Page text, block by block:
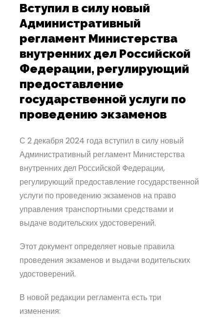
Вступил в силу новый
Административный
регламент Министерства
внутренних дел Российской
Федерации, регулирующий
предоставление
государственной услуги по
проведению экзаменов
С 2 декабря 2024 года вступил в силу новый
Административный регламент Министерства
внутренних дел Российской Федерации,
регулирующий предоставление государственной
услуги по проведению экзаменов на право
управления транспортными средствами и
выдаче водительских удостоверений.
Этот документ определяет новые правила
проведения экзаменов и выдачи водительских
удостоверений.
В новой редакции регламента есть три
изменения: